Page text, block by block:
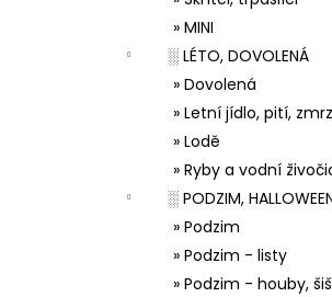
» MINI
░ LÉTO, DOVOLENÁ
» Dovolená
» Letní jídlo, pití,
» Lodě
» Ryby a vodní
░ PODZIM,
» Podzim
» Podzim - listy
» Podzim - houby,
33001 ZDOBÍCÍ SÁČEK